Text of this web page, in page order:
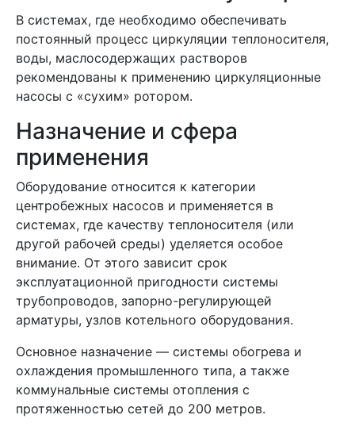
В системах, где необходимо обеспечивать
постоянный процесс циркуляции теплоносителя,
воды, маслосодержащих растворов
рекомендованы к применению циркуляционные
насосы с «сухим» ротором.
Назначение и сфера
применения
Оборудование относится к категории
центробежных насосов и применяется в
системах, где качеству теплоносителя (или
другой рабочей среды) уделяется особое
внимание. От этого зависит срок
эксплуатационной пригодности системы
трубопроводов, запорно-регулирующей
арматуры, узлов котельного оборудования.
Основное назначение — системы обогрева и
охлаждения промышленного типа, а также
коммунальные системы отопления с
протяженностью сетей до 200 метров.